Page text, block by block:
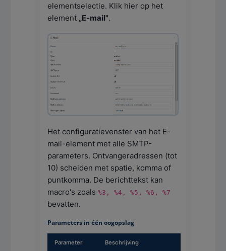
elementselectie. Klik hier op het
element „E-mail".
Het configuratievenster van het E-
mail-element met alle SMTP-
parameters. Ontvangeradressen (tot
10) scheiden met spatie, komma of
puntkomma. De berichttekst kan
macro's zoals %3, %4, %5, %6, %7
bevatten.
Parameters in één oogopslag
Parameter Beschrijving